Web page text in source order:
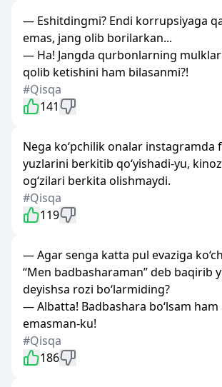
— Eshitdingmi? Endi korrupsiyaga
emas, jang olib borilarkan...
— Ha! Jangda qurbonlarning
qolib ketishini ham bilasanmi?!
#Qisqa
141
Nega ko‘pchilik onalar instagramda
yuzlarini berkitib qo‘yishadi-yu,
og‘zilari berkita olishmaydi.
#Qisqa
119
— Agar senga katta pul evaziga
“Men badbasharaman” deb baqirib
deyishsa rozi bo‘larmiding?
— Albatta! Badbashara bo‘lsam
emasman-ku!
#Qisqa
186